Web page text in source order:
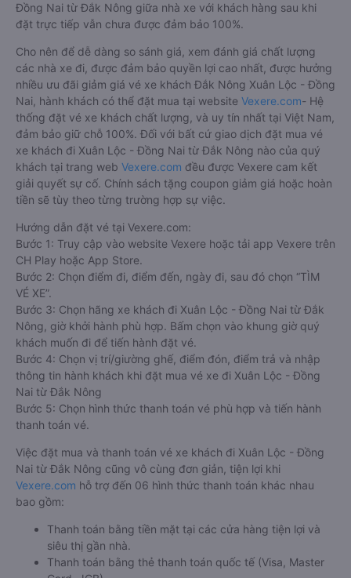
Đồng Nai từ Đắk Nông giữa nhà xe với khách hàng sau khi
đặt trực tiếp vẫn chưa được đảm bảo 100%.
Cho nên để dễ dàng so sánh giá, xem đánh giá chất lượng
các nhà xe đi, được đảm bảo quyền lợi cao nhất, được hưởng
nhiều ưu đãi giảm giá vé xe khách Đắk Nông Xuân Lộc - Đồng
Nai, hành khách có thể đặt mua tại website Vexere.com- Hệ
thống đặt vé xe khách chất lượng, và uy tín nhất tại Việt Nam,
đảm bảo giữ chỗ 100%. Đối với bất cứ giao dịch đặt mua vé
xe khách đi Xuân Lộc - Đồng Nai từ Đắk Nông nào của quý
khách tại trang web Vexere.com đều được Vexere cam kết
giải quyết sự cố. Chính sách tặng coupon giảm giá hoặc hoàn
tiền sẽ tùy theo từng trường hợp sự việc.
Hướng dẫn đặt vé tại Vexere.com:
Bước 1: Truy cập vào website Vexere hoặc tải app Vexere trên
CH Play hoặc App Store.
Bước 2: Chọn điểm đi, điểm đến, ngày đi, sau đó chọn “TÌM
VÉ XE”.
Bước 3: Chọn hãng xe khách đi Xuân Lộc - Đồng Nai từ Đắk
Nông, giờ khởi hành phù hợp. Bấm chọn vào khung giờ quý
khách muốn đi để tiến hành đặt vé.
Bước 4: Chọn vị trí/giường ghế, điểm đón, điểm trả và nhập
thông tin hành khách khi đặt mua vé xe đi Xuân Lộc - Đồng
Nai từ Đắk Nông
Bước 5: Chọn hình thức thanh toán vé phù hợp và tiến hành
thanh toán vé.
Việc đặt mua và thanh toán vé xe khách đi Xuân Lộc - Đồng
Nai từ Đắk Nông cũng vô cùng đơn giản, tiện lợi khi
Vexere.com hỗ trợ đến 06 hình thức thanh toán khác nhau
bao gồm:
Thanh toán bằng tiền mặt tại các cửa hàng tiện lợi và
siêu thị gần nhà.
Thanh toán bằng thẻ thanh toán quốc tế (Visa, Master